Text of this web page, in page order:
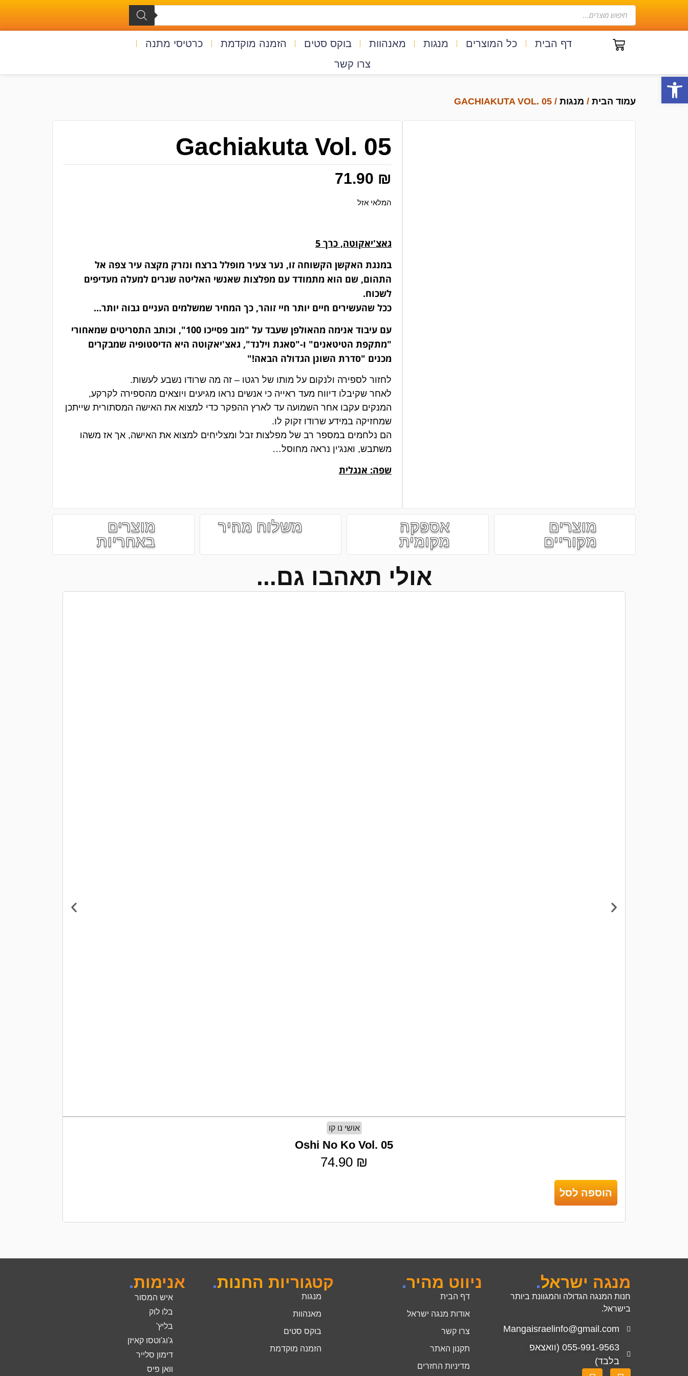
פתח סרגל נגישות
דף הבית כל המוצרים מנגות מאנהוות בוקס סטים הזמנה מוקדמת
כרטיסי מתנה
צרו קשר
עמוד הבית / מנגות / GACHIAKUTA VOL. 05
Gachiakuta Vol. 05
71.90 ₪
המלאי אזל
גאצ'יאקוטה, כרך 5
במנגת האקשן הקשוחה זו, נער צעיר מופלל ברצח ונזרק מקצה עיר צפה אל
התהום, שם הוא מתמודד עם מפלצות שאנשי האליטה שגרים למעלה מעדיפים
לשכוח.
ככל שהעשירים חיים יותר חיי זוהר, כך המחיר שמשלמים העניים גבוה יותר…
עם עיבוד אנימה מהאולפן שעבד על "מוב פסייכו 100", וכותב התסריטים שמאחורי
"מתקפת הטיטאנים" ו-"סאגת וילנד", גאצ'יאקוטה היא הדיסטופיה שמבקרים
מכנים "סדרת השונן הגדולה הבאה!"
לחזור לספירה ולנקום על מותו של רגטו – זה מה שרודו נשבע לעשות.
לאחר שקיבלו דיווח מעד ראייה כי אנשים נראו מגיעים ויוצאים מהספירה לקרקע,
המנקים עקבו אחר השמועה עד לארץ ההפקר כדי למצוא את האישה המסתורית שייתכן
שמחזיקה במידע שרודו זקוק לו.
הם נלחמים במספר רב של מפלצות זבל ומצליחים למצוא את האישה, אך אז משהו
משתבש, ואנג'ין נראה מחוסל…
שפה: אנגלית
מוצרים
מקוריים
אספקה
מקומית
משלוח מהיר
מוצרים
באחריות
אולי תאהבו גם...
אושי נו קו
Oshi No Ko Vol. 05
74.90 ₪
הוספה לסל
מנגה ישראל.
חנות המנגה הגדולה והמגוונת ביותר
בישראל.
Mangaisraelinfo@gmail.com
055-991-9563 (וואצאפ
בלבד)
ניווט מהיר.
דף הבית
אודות מנגה ישראל
צרו קשר
תקנון האתר
מדיניות החזרים
קטגוריות החנות.
מנגות
מאנהוות
בוקס סטים
הזמנה מוקדמת
אנימות.
איש המסור
בלו לוק
בליץ'
ג'וג'וטסו קאיזן
דימון סלייר
וואן פיס